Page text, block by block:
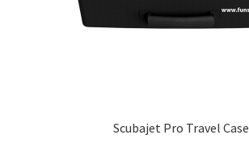
Scubajet Pro Travel Case